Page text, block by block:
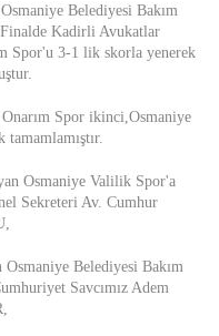
Belediyesi Bakım
Kadirli Avukatlar
Spor'u 3-1 lik skorla yenerek
Spor ikinci,Osmaniye
Osmaniye Valilik Spor'a
Sekreteri Av. Cumhur
Belediyesi Bakım
Savcımız Adem